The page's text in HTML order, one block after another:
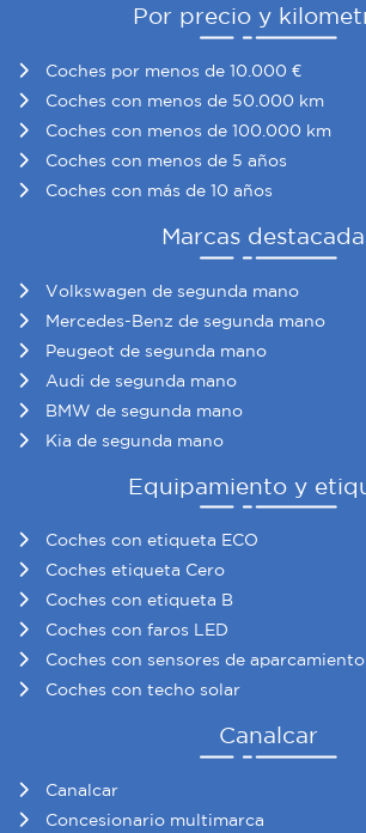
Por precio y
Coches por menos de 10.000 €
Coches con menos de 50.000 km
Coches con menos de 100.000 km
Coches con menos de 5 años
Coches con más de 10 años
Marcas
Volkswagen de segunda mano
Mercedes-Benz de segunda mano
Peugeot de segunda mano
Audi de segunda mano
BMW de segunda mano
Kia de segunda mano
Equipamiento y
Coches con etiqueta ECO
Coches etiqueta Cero
Coches con etiqueta B
Coches con faros LED
Coches con sensores de aparcamiento
Coches con techo solar
Canalcar
Canalcar
Concesionario multimarca